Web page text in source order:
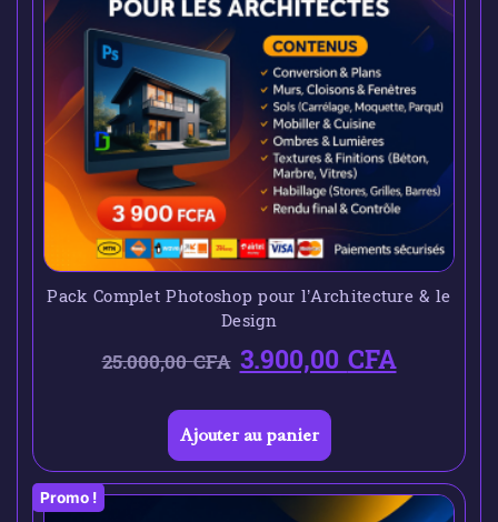
Pack Complet Photoshop pour l’Architecture & le
Design
25.000,00CFA 3.900,00CFA
Ajouter au panier
Promo !